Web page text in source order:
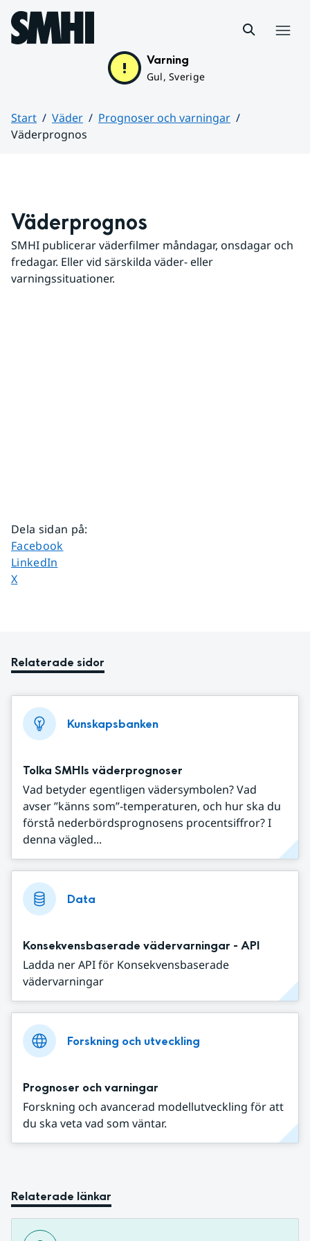
Hoppa till sidans innehåll
Varning
Gul, Sverige
Start Väder
Prognoser och varningar
Väderprognos
Väderprognos
SMHI publicerar väderfilmer måndagar, onsdagar och
fredagar. Eller vid särskilda väder- eller
varningssituationer.
Dela sidan på:
Dela sidan på
Facebook
Dela sidan på
LinkedIn
Dela sidan på
X
Relaterade sidor
Kunskapsbanken
Tolka SMHIs väderprognoser
Vad betyder egentligen vädersymbolen? Vad
avser ”känns som”-temperaturen, och hur ska du
förstå nederbördsprognosens procentsiffror? I
denna vägled...
Data
Konsekvensbaserade vädervarningar - API
Ladda ner API för Konsekvensbaserade
vädervarningar
Forskning och utveckling
Prognoser och varningar
Forskning och avancerad modellutveckling för att
du ska veta vad som väntar.
Relaterade länkar